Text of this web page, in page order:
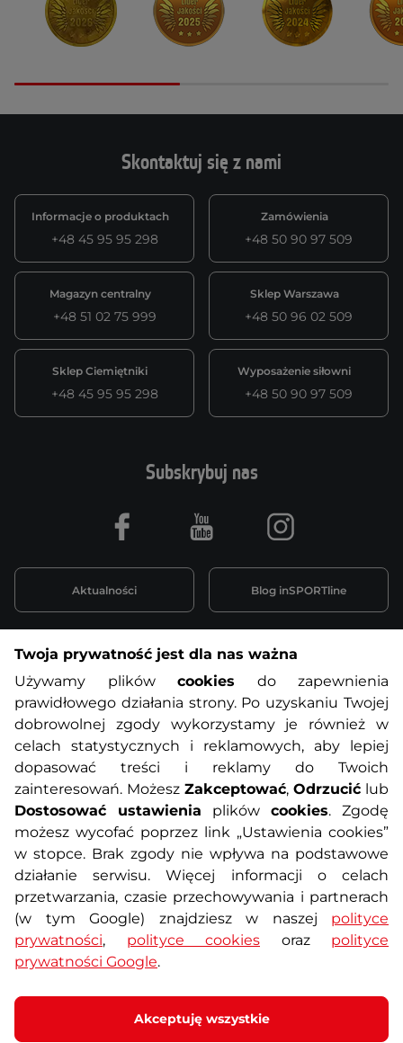
Skontaktuj się z nami
Informacje o produktach
+48 45 95 95 298
Zamówienia
+48 50 90 97 509
Magazyn centralny
+48 51 02 75 999
Sklep Warszawa
+48 50 96 02 509
Sklep Ciemiętniki
+48 45 95 95 298
Wyposażenie siłowni
+48 50 90 97 509
Informacje o zakupach
O nas Regulamin sklepu
Polityka prywatności Koszty przesyłek
Metody płatności Program lojalnościowy
Usługi dodatkowe Reklamacje i serwis
Formularz kontaktowy Wyposażenie siłowni
Subskrybuj nas
Aktualności Blog inSPORTline
Facebook Youtube Instagram
Twoja prywatność jest dla nas ważna
Używamy plików cookies do zapewnienia
prawidłowego działania strony. Po uzyskaniu Twojej
dobrowolnej zgody wykorzystamy je również w
celach statystycznych i reklamowych, aby lepiej
dopasować treści i reklamy do Twoich
zainteresowań. Możesz Zakceptować, Odrzucić lub
Dostosować ustawienia plików cookies. Zgodę
możesz wycofać poprzez link „Ustawienia cookies”
w stopce. Brak zgody nie wpływa na podstawowe
działanie serwisu. Więcej informacji o celach
przetwarzania, czasie przechowywania i partnerach
(w tym Google) znajdziesz w naszej polityce
prywatności, polityce cookies oraz polityce
prywatności Google.
Akceptuję wszystkie